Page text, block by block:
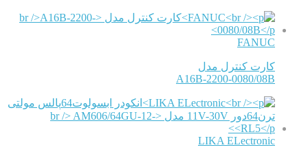
FANUC
کارت کنترل مدل
A16B-2200-0080/08B
LIKA ELectronic